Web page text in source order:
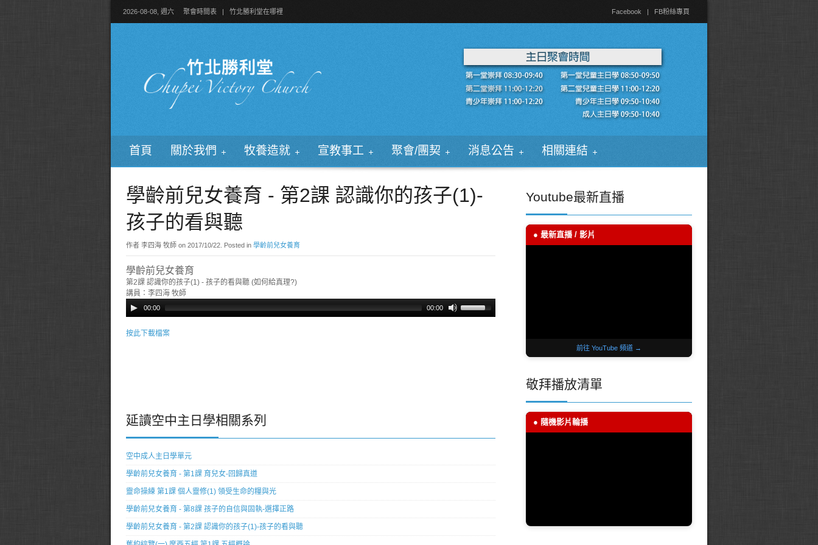
2026-08-08, 週六 聚會時間表 | 竹北勝利堂在哪裡 Facebook | FB粉絲專頁
首頁 關於我們 牧養造就 宣教事工 聚會/團契 消息公告 相關連結
學齡前兒女養育 - 第2課 認識你的孩子(1)-
孩子的看與聽
作者 李四海 牧師 on 2017/10/22 . Posted in 學齡前兒女養育
學齡前兒女養育
第2課 認識你的孩子(1) - 孩子的看與聽 (如何給真理?)
講員：李四海 牧師
00:00 00:00
按此下載檔案
延讀空中主日學相關系列
空中成人主日學單元
學齡前兒女養育 - 第1課 育兒女-回歸真道
靈命操練 第1課 個人靈修(1) 領受生命的糧與光
學齡前兒女養育 - 第8課 孩子的自信與固執-選擇正路
學齡前兒女養育 - 第2課 認識你的孩子(1)-孩子的看與聽
Youtube最新直播
● 最新直播 / 影片
前往 YouTube 頻道 →
敬拜播放清單
● 隨機影片輪播